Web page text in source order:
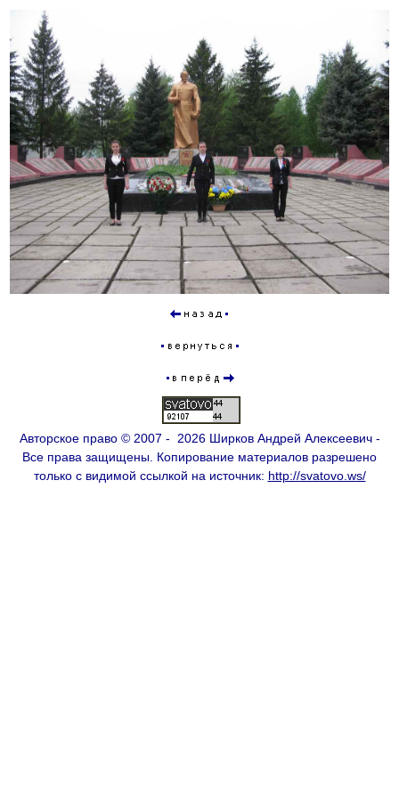
Авторское право © 2007 - 2026 Ширков Андрей Алексеевич -
Все права защищены. Копирование материалов разрешено
только с видимой ссылкой на источник: http://svatovo.ws/